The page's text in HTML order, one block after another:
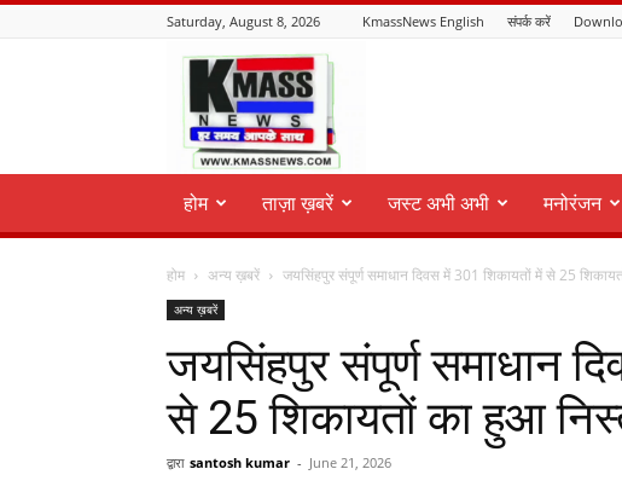
Saturday, August 8, 2026 KmassNews English संपर्क करें
KmassNews
होम ताज़ा ख़बरें जस्ट अभी अभी मनोरंजन
होम अन्य ख़बरें जयसिंहपुर संपूर्ण समाधान दिवस में 301 शिकायतों में से 25
अन्य ख़बरें
जयसिंहपुर संपूर्ण समाधान
से 25 शिकायतों का हुआ
द्वारा santosh kumar - June 21, 2026